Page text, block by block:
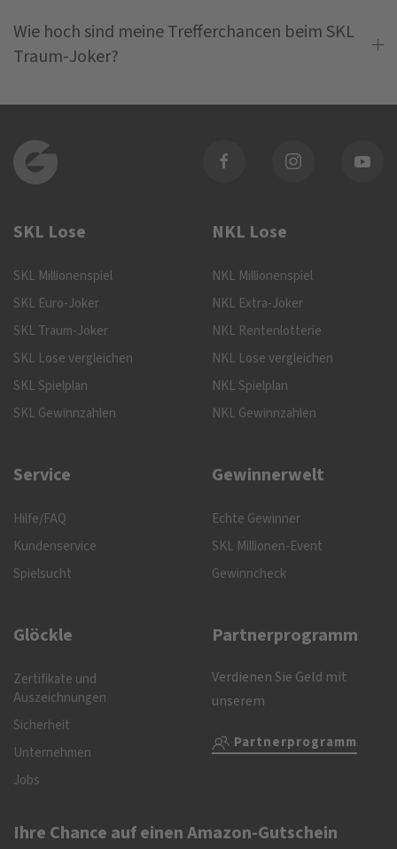
Wie hoch sind meine Trefferchancen beim SKL
Traum-Joker?
SKL Lose
SKL Millionenspiel
SKL Euro-Joker
SKL Traum-Joker
SKL Lose vergleichen
SKL Spielplan
SKL Gewinnzahlen
Service
Hilfe/FAQ
Kundenservice
Spielsucht
Glöckle
Zertifikate und
Auszeichnungen
Sicherheit
Unternehmen
Jobs
NKL Lose
NKL Millionenspiel
NKL Extra-Joker
NKL Rentenlotterie
NKL Lose vergleichen
NKL Spielplan
NKL Gewinnzahlen
Gewinnerwelt
Echte Gewinner
SKL Millionen-Event
Gewinncheck
Partnerprogramm
Verdienen Sie Geld mit
unserem
Partnerprogramm
Ihre Chance auf einen Amazon-Gutschein